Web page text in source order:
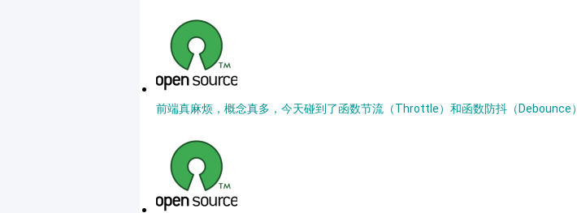
前端真麻烦，概念真多，今天碰到了函数节流（Throttle）和函数防抖（Debounce）